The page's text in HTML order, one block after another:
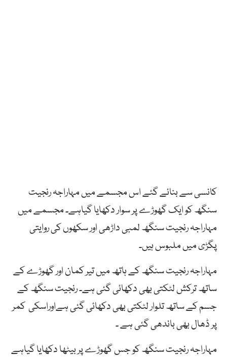
کانسی سے بنائے گئے اس مجسمے میں مہاراجہ رنجیت
سنگھ کو ایک گھوڑے پر سوار دکھایا گیاہے۔ مجسمے میں
مہاراجہ رنجیت سنگھ لمبی داڑھی اور سکھوں کی روایتی
پگڑی میں ملبوس ہیں۔
مہاراجہ رنجیت سنگھ کے ہاتھ میں تیر کمان اور گھوڑے کے
ساتھ ترکش لٹکتی بھی دکھائی گئی ہے۔ رنجیت سنگھ کے
جسم کے ساتھ تلوار لٹکتی بھی دکھائی گئی ہےاوراسکی کمر
پر ڈھال بھی باندھی گئی ہے ۔
مہاراجہ رنجیت سنگھ کو جس گھوڑے پر بیٹھا دکھایا گیاہے